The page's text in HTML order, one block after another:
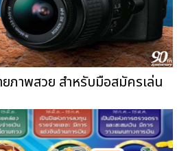
ภาพสวย สำหรับมือสมัครเล่น